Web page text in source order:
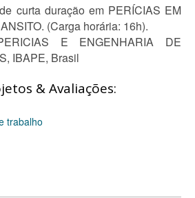
curta duração em PERÍCIAS EM
(Carga horária: 16h).
E ENGENHARIA DE
IBAPE, Brasil
& Avaliações:
trabalho